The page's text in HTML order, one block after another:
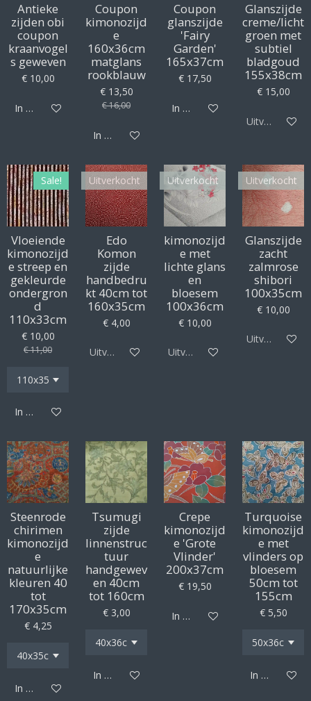
Antieke
zijden obi
coupon
kraanvogel
s geweven
€ 10,00
In winkelwagen
Coupon
kimonozijd
e
160x36cm
matglans
rookblauw
€ 13,50
€ 16,00
In winkelwagen
Coupon
glanszijde
'Fairy
Garden'
165x37cm
€ 17,50
In winkelwagen
Glanszijde
creme/licht
groen met
subtiel
bladgoud
155x38cm
€ 15,00
Uitverkocht
Sale!
Vloeiende
kimonozijd
e streep en
gekleurde
ondergron
d
110x33cm
€ 10,00
€ 11,00
In winkelwagen
Uitverkocht
Edo
Komon
zijde
handbedru
kt 40cm tot
160x35cm
€ 4,00
Uitverkocht
Uitverkocht
kimonozijd
e met
lichte glans
en
bloesem
100x36cm
€ 10,00
Uitverkocht
Uitverkocht
Glanszijde
zacht
zalmrose
shibori
100x35cm
€ 10,00
Uitverkocht
Steenrode
chirimen
kimonozijd
e
natuurlijke
kleuren 40
tot
170x35cm
€ 4,25
In winkelwagen
Tsumugi
zijde
linnenstruc
tuur
handgewev
en 40cm
tot 160cm
€ 3,00
In winkelwagen
Crepe
kimonozijd
e 'Grote
Vlinder'
200x37cm
€ 19,50
In winkelwagen
Turquoise
kimonozijd
e met
vlinders op
bloesem
50cm tot
155cm
€ 5,50
In